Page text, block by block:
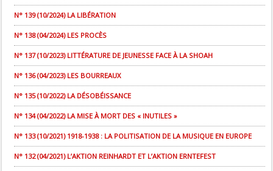
N° 139 (10/2024) LA LIBÉRATION
N° 138 (04/2024) LES PROCÈS
N° 137 (10/2023) LITTÉRATURE DE JEUNESSE FACE À LA SHOAH
N° 136 (04/2023) LES BOURREAUX
N° 135 (10/2022) LA DÉSOBÉISSANCE
N° 134 (04/2022) LA MISE À MORT DES « INUTILES »
N° 133 (10/2021) 1918-1938 : LA POLITISATION DE LA MUSIQUE EN EUROPE
N° 132 (04/2021) L’AKTION REINHARDT ET L’AKTION ERNTEFEST